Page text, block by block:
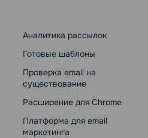
Аналитика рассылок
Готовые шаблоны
Проверка email на
существование
Расширение для Chrome
Платформа для email
маркетинга